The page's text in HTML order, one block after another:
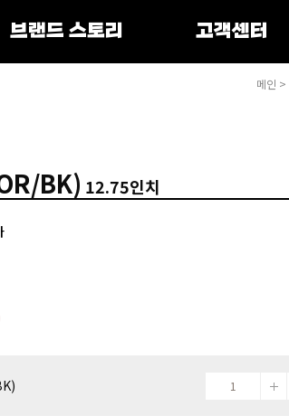
브랜드 스토리 고객센터
메인 >
BK) 12.75인치